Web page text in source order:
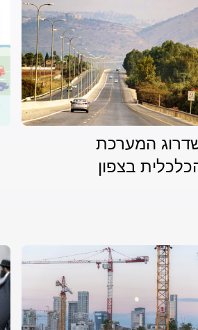
המערכת
בצפון